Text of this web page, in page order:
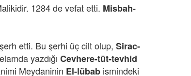
1284 de vefat etti. Misbah-
şerh etti. Bu şerhi üç cilt olup, Sirac-
yazdığı Cevhere-tüt-tevhid
Meydaninin El-lübab ismindeki